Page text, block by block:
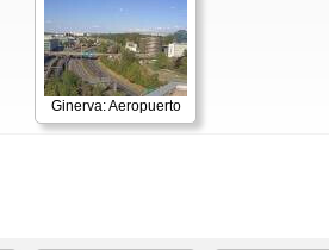
Ginerva: Aeropuerto